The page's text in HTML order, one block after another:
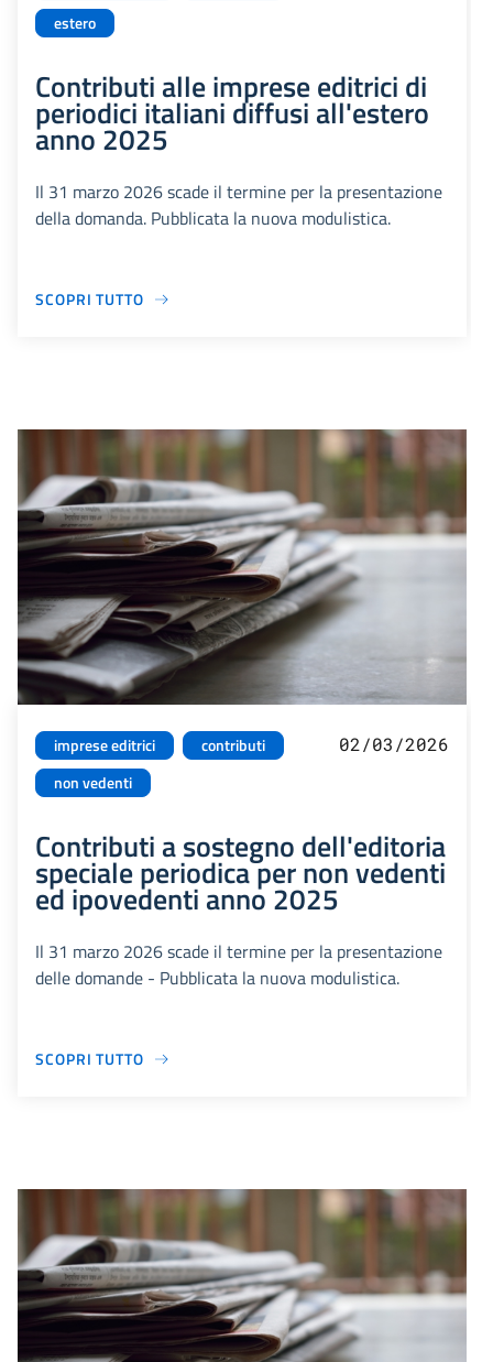
estero
Contributi alle imprese editrici di
periodici italiani diffusi all'estero
anno 2025
Il 31 marzo 2026 scade il termine per la presentazione
della domanda. Pubblicata la nuova modulistica.
SCOPRI TUTTO
imprese editrici
contributi
non vedenti
02/03/2026
Contributi a sostegno dell'editoria
speciale periodica per non vedenti
ed ipovedenti anno 2025
Il 31 marzo 2026 scade il termine per la presentazione
delle domande - Pubblicata la nuova modulistica.
SCOPRI TUTTO